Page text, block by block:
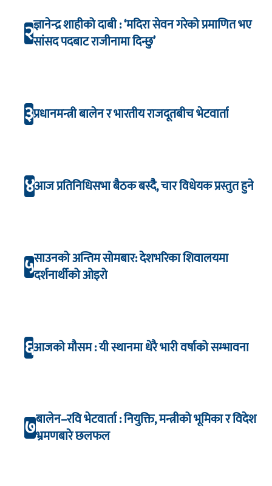
२ज्ञानेन्द्र शाहीको दाबी : ‘मदिरा सेवन गरेको प्रमाणित भए
सांसद पदबाट राजीनामा दिन्छु’
३प्रधानमन्त्री बालेन र भारतीय राजदूतबीच भेटवार्ता
४आज प्रतिनिधिसभा बैठक बस्दैै, चार विधेयक प्रस्तुत हुने
५साउनको अन्तिम सोमबार: देशभरिका शिवालयमा
दर्शनार्थीको ओइरो
६आजको मौसम : यी स्थानमा धेरै भारी वर्षाको सम्भावना
७बालेन–रवि भेटवार्ता : नियुक्ति, मन्त्रीको भूमिका र विदेश
भ्रमणबारे छलफल